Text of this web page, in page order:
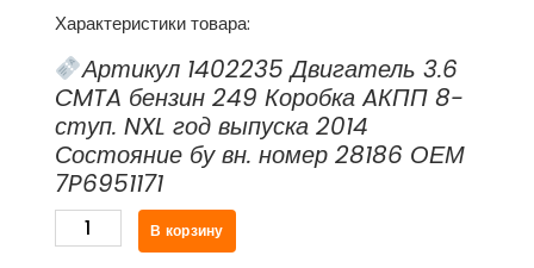
Характеристики товара:
Артикул 1402235 Двигатель 3.6
CMTA бензин 249 Коробка AКПП 8-
ступ. NXL год выпуска 2014
Состояние бу вн. номер 28186 ОЕМ
7P6951171
Количество
товара
В корзину